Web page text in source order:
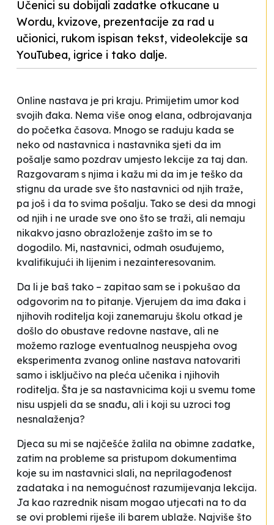
Učenici su dobijali zadatke otkucane u
Wordu, kvizove, prezentacije za rad u
učionici, rukom ispisan tekst, videolekcije sa
YouTubea, igrice i tako dalje.
Online nastava je pri kraju. Primijetim umor kod
svojih đaka. Nema više onog elana, odbrojavanja
do početka časova. Mnogo se raduju kada se
neko od nastavnica i nastavnika sjeti da im
pošalje samo pozdrav umjesto lekcije za taj dan.
Razgovaram s njima i kažu mi da im je teško da
stignu da urade sve što nastavnici od njih traže,
pa još i da to svima pošalju. Tako se desi da mnogi
od njih i ne urade sve ono što se traži, ali nemaju
nikakvo jasno obrazloženje zašto im se to
dogodilo. Mi, nastavnici, odmah osuđujemo,
kvalifikujući ih lijenim i nezainteresovanim.
Da li je baš tako – zapitao sam se i pokušao da
odgovorim na to pitanje. Vjerujem da ima đaka i
njihovih roditelja koji zanemaruju školu otkad je
došlo do obustave redovne nastave, ali ne
možemo razloge eventualnog neuspjeha ovog
eksperimenta zvanog online nastava natovariti
samo i isključivo na pleća učenika i njihovih
roditelja. Šta je sa nastavnicima koji u svemu tome
nisu uspjeli da se snađu, ali i koji su uzroci tog
nesnalaženja?
Djeca su mi se najčešće žalila na obimne zadatke,
zatim na probleme sa pristupom dokumentima
koje su im nastavnici slali, na neprilagođenost
zadataka i na nemogućnost razumijevanja lekcija.
Ja kao razrednik nisam mogao utjecati na to da
se ovi problemi riješe ili barem ublaže. Najviše što